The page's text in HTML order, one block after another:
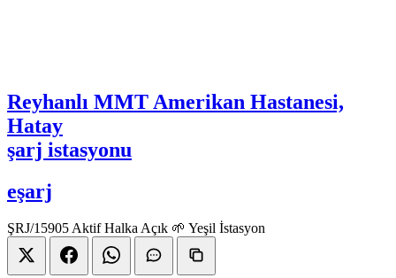
Reyhanlı MMT Amerikan Hastanesi,
Hatay
şarj istasyonu
eşarj
ŞRJ/15905AktifHalka Açık 🌱 Yeşil İstasyon